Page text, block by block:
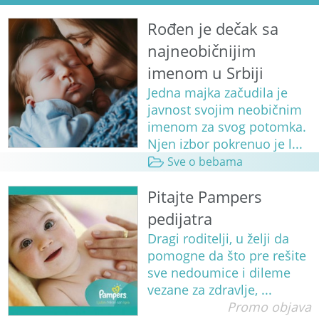
Rođen je dečak sa
najneobičnijim
imenom u Srbiji
Jedna majka začudila je
javnost svojim neobičnim
imenom za svog potomka.
Njen izbor pokrenuo je l...
Sve o bebama
Pitajte Pampers
pedijatra
Dragi roditelji, u želji da
pomogne da što pre rešite
sve nedoumice i dileme
vezane za zdravlje, ...
Promo objava